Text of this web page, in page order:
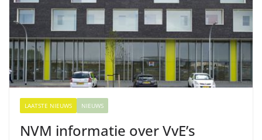
LAATSTE NIEUWS NIEUWS
NVM informatie over VvE’s